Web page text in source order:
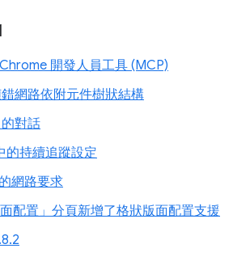
開發人員工具 (MCP)
網路依附元件樹狀結構
對話
的持續追蹤設定
網路要求
面配置」分頁新增了格狀版面配置支援